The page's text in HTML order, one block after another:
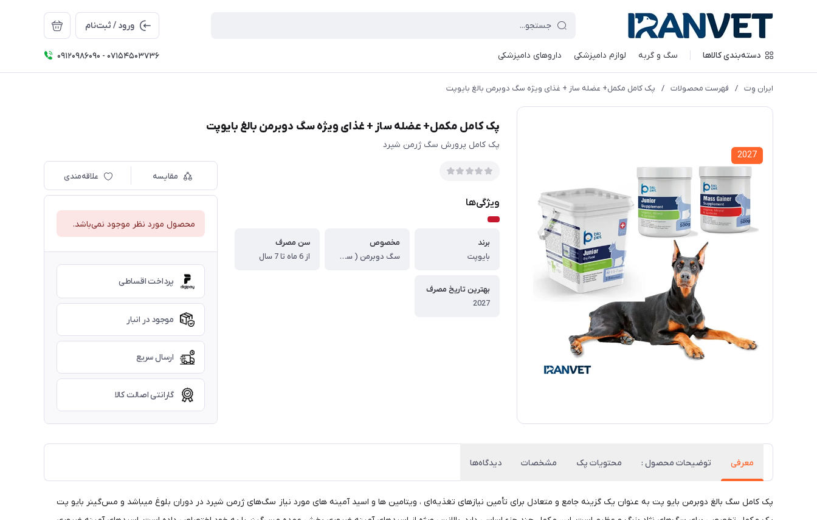
ورود / ثبت‌نام
دسته‌بندی کالاها سگ و گربه لوازم دامپزشکی داروهای دامپزشکی 09120986090 - 07154503736
ایران وِت / فهرست محصولات / پک کامل مکمل+ عضله ساز + غذای ویژه سگ دوبرمن بالغ بایوپت
2027
پک کامل مکمل+ عضله ساز + غذای ویژه سگ دوبرمن بالغ بایوپت
پک کامل پرورش سگ ژرمن شپرد
ویژگی‌ها
برند
بایوپت
مخصوص
سگ دوبرمن ( سگ های نژاد متوسط)
سن مصرف
از 6 ماه تا 7 سال
بهترین تاریخ مصرف
2027
مقایسه علاقه‌مندی
محصول مورد نظر موجود نمی‌باشد.
پرداخت اقساطی
موجود در انبار
ارسال سریع
گارانتی اصالت کالا
معرفی توضیحات محصول : محتویات پک مشخصات دیدگاه‌ها
پک کامل سگ بالغ دوبرمن بایو پت به عنوان یک گزینه جامع و متعادل برای تأمین نیازهای تغذیه‌ای ، ویتامین ها و اسید آمینه های مورد نیاز سگ‌های ژرمن شپرد در دوران بلوغ میباشد و مس‌گینر بایو پت